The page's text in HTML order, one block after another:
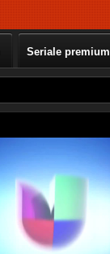
Seriale premium